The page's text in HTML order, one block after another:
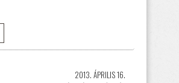
2013. ÁPRILIS 16.